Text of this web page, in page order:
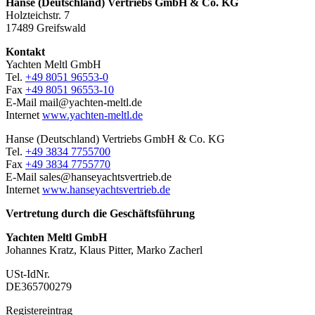
Holzteichstr. 7
17489 Greifswald
Kontakt
Yachten Meltl GmbH
Tel. +49 8051 96553-0
Fax +49 8051 96553-10
E-Mail mail@yachten-meltl.de
Internet www.yachten-meltl.de
Hanse (Deutschland) Vertriebs GmbH & Co. KG
Tel. +49 3834 7755700
Fax +49 3834 7755770
E-Mail sales@hanseyachtsvertrieb.de
Internet www.hanseyachtsvertrieb.de
Vertretung durch die Geschäftsführung
Yachten Meltl GmbH
Johannes Kratz, Klaus Pitter, Marko Zacherl
USt-IdNr.
DE365700279
Registereintrag